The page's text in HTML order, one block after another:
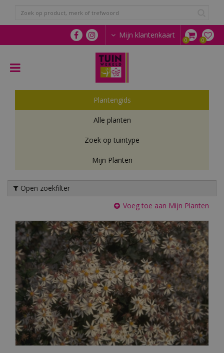
n
a
Mijn klantenkaart
Plantengids
Alle planten
Zoek op tuintype
Mijn Planten
Open zoekfilter
Voeg toe aan Mijn Planten